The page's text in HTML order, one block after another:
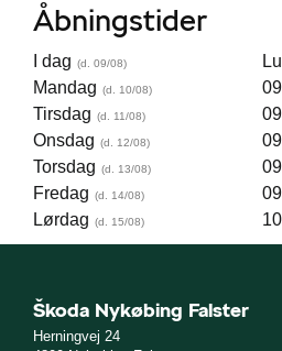
Åbningstider
I dag
Mandag
Tirsdag
Onsdag
Torsdag
Fredag
Lørdag
Škoda Nykøbing Falster
Herningvej 24